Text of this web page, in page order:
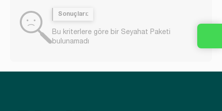
Sonuçları:
Bu kriterlere göre bir Seyahat Paketi
bulunamadı